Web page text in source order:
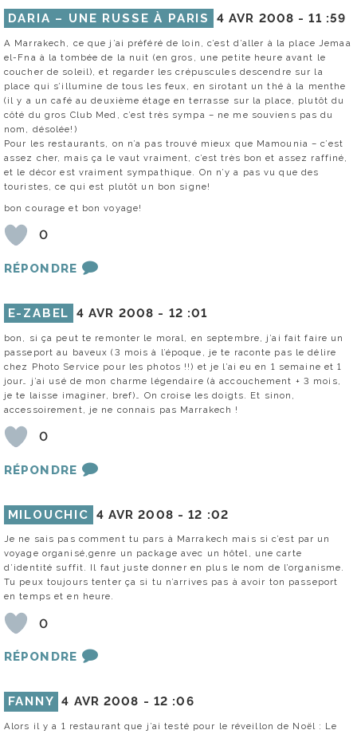
DARIA – UNE RUSSE À PARIS 4 AVR 2008 -11 :59
A Marrakech, ce que j’ai préféré de loin, c’est d’aller à la place Jemaa
el-Fna à la tombée de la nuit (en gros, une petite heure avant le
coucher de soleil), et regarder les crépuscules descendre sur la
place qui s’illumine de tous les feux, en sirotant un thé à la menthe
(il y a un café au deuxième étage en terrasse sur la place, plutôt du
côté du gros Club Med, c’est très sympa – ne me souviens pas du
nom, désolée!)
Pour les restaurants, on n’a pas trouvé mieux que Mamounia – c’est
assez cher, mais ça le vaut vraiment, c’est très bon et assez raffiné,
et le décor est vraiment sympathique. On n’y a pas vu que des
touristes, ce qui est plutôt un bon signe!
bon courage et bon voyage!
0
RÉPONDRE
E-ZABEL 4 AVR 2008 - 12 :01
bon, si ça peut te remonter le moral, en septembre, j’ai fait faire un
passeport au baveux (3 mois à l’époque, je te raconte pas le délire
chez Photo Service pour les photos !!) et je l’ai eu en 1 semaine et 1
jour… j’ai usé de mon charme légendaire (à accouchement + 3 mois,
je te laisse imaginer, bref)… On croise les doigts. Et sinon,
accessoirement, je ne connais pas Marrakech !
0
RÉPONDRE
MILOUCHIC 4 AVR 2008 -12 :02
Je ne sais pas comment tu pars à Marrakech mais si c’est par un
voyage organisé,genre un package avec un hôtel, une carte
d’identité suffit. Il faut juste donner en plus le nom de l’organisme.
Tu peux toujours tenter ça si tu n’arrives pas à avoir ton passeport
en temps et en heure.
0
RÉPONDRE
FANNY 4 AVR 2008 - 12 :06
Alors il y a 1 restaurant que j’ai testé pour le réveillon de Noël : Le